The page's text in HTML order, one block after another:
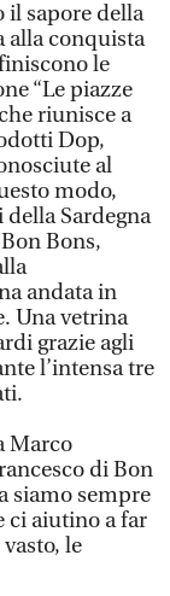
il sapore della
alla conquista
le
“Le piazze
riunisce a
Dop,
al
modo,
Sardegna
Bons,
andata in
Una vetrina
grazie agli
l’intensa tre
Marco
di Bon
siamo sempre
ci aiutino a far
le